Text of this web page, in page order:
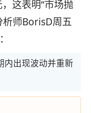
这表明“市场抛
析师BorisD周五
内出现波动并重新